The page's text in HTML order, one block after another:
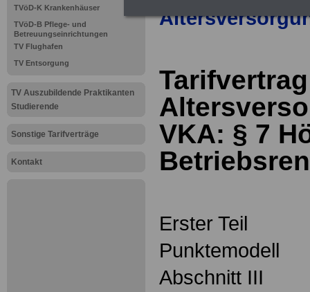
TVöD-K Krankenhäuser
TVöD-B Pflege- und
Betreuungseinrichtungen
TV Flughafen
TV Entsorgung
TV Auszubildende Praktikanten
Studierende
Sonstige Tarifverträge
Kontakt
Tarifvertrag
VKA: § 7
Erster Teil
Punktemodell
Abschnitt III